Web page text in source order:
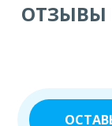
ОТЗЫВЫ